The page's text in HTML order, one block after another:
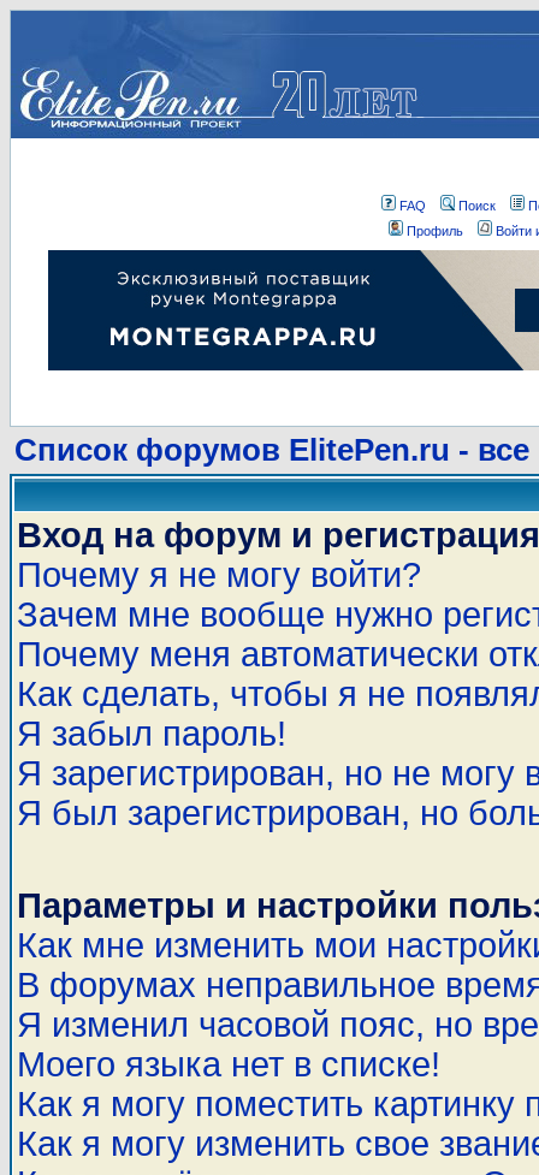
FAQ Поиск
Профиль
Войти
Список форумов ElitePen.ru - все
Вход на форум и регистрация
Почему я не могу войти?
Зачем мне вообще нужно
Почему меня автоматически
Как сделать, чтобы я не
Я забыл пароль!
Я зарегистрирован, но не могу
Я был зарегистрирован, но
Параметры и настройки
Как мне изменить мои
В форумах неправильное
Я изменил часовой пояс, но
Моего языка нет в списке!
Как я могу поместить
Как я могу изменить свое